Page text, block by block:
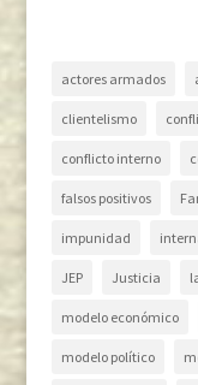
actores armados
clientelismo
conflicto interno
falsos positivos
impunidad
JEP Justicia
modelo económico
modelo político